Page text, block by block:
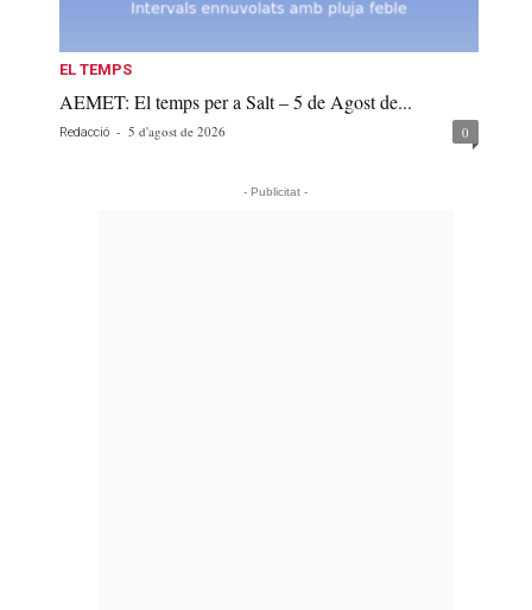
EL TEMPS
AEMET: El temps per a Salt – 5 de Agost de...
Redacció - 5 d'agost de 2026 0
- Publicitat -